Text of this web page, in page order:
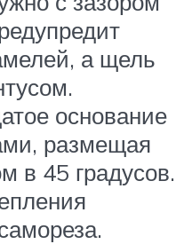
а щель
основание
размещая
в 45 градусов.